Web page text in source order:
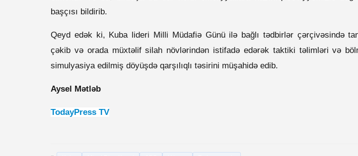
başçısı bildirib.
Qeyd edək ki, Kuba lideri Milli Müdafiə Günü ilə bağlı tədbirlər çərçivəsində
çəkib və orada müxtəlif silah növlərindən istifadə edərək taktiki təlimləri və
simulyasiya edilmiş döyüşdə qarşılıqlı təsirini müşahidə edib.
Aysel Mətləb
TodayPress TV